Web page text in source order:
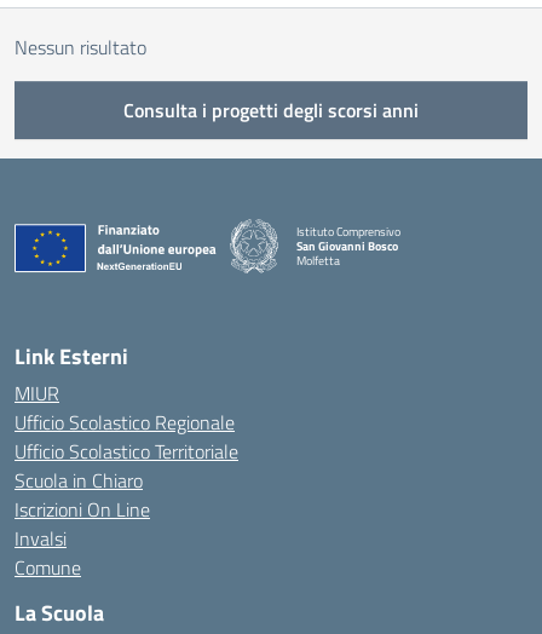
Nessun risultato
Consulta i progetti degli scorsi anni
Istituto Comprensivo
San Giovanni Bosco
Molfetta
Link Esterni
MIUR
Ufficio Scolastico Regionale
Ufficio Scolastico Territoriale
Scuola in Chiaro
Iscrizioni On Line
Invalsi
Comune
La Scuola